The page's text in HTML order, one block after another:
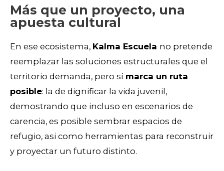
Más que un proyecto, una
apuesta cultural
En ese ecosistema, Kalma Escuela no pretende
reemplazar las soluciones estructurales que el
territorio demanda, pero sí marca un ruta
posible: la de dignificar la vida juvenil,
demostrando que incluso en escenarios de
carencia, es posible sembrar espacios de
refugio, asi como herramientas para reconstruir
y proyectar un futuro distinto.